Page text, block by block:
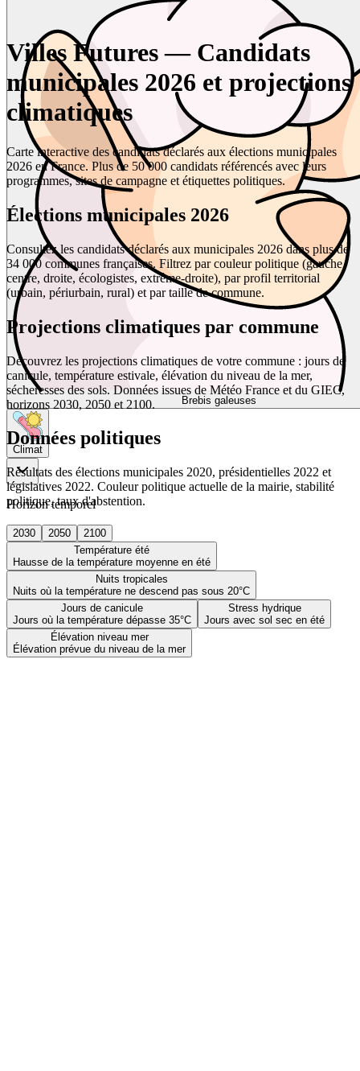
Brebis galeuses
Climat
Horizon temporel
2030 2050
2100
Température été
Hausse de la température moyenne en été
Nuits tropicales
Nuits où la température ne descend pas sous 20°C
Jours de canicule
Jours où la température dépasse 35°C
Stress hydrique
Jours avec sol sec en été
Élévation niveau mer
Élévation prévue du niveau de la mer
Villes Futures — Candidats
municipales 2026 et projections
climatiques
Carte interactive des candidats déclarés aux élections municipales
2026 en France. Plus de 50 000 candidats référencés avec leurs
programmes, sites de campagne et étiquettes politiques.
Élections municipales 2026
Consultez les candidats déclarés aux municipales 2026 dans plus de
34 000 communes françaises. Filtrez par couleur politique (gauche,
centre, droite, écologistes, extrême-droite), par profil territorial
(urbain, périurbain, rural) et par taille de commune.
Projections climatiques par commune
Découvrez les projections climatiques de votre commune : jours de
canicule, température estivale, élévation du niveau de la mer,
sécheresses des sols. Données issues de Météo France et du GIEC,
horizons 2030, 2050 et 2100.
Données politiques
Résultats des élections municipales 2020, présidentielles 2022 et
législatives 2022. Couleur politique actuelle de la mairie, stabilité
politique, taux d'abstention.